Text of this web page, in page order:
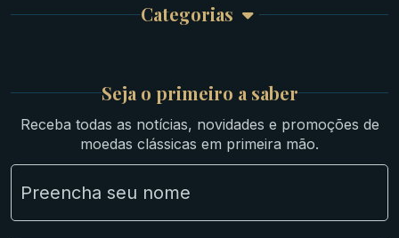
Atendimento
Categorias
Ouro
Ibéricas
Lotes Grandes
Material Numismático
NGC e NNC Encapsuladas
Novidades
Seja o primeiro a saber
Receba todas as notícias, novidades e promoções de
moedas clássicas em primeira mão.